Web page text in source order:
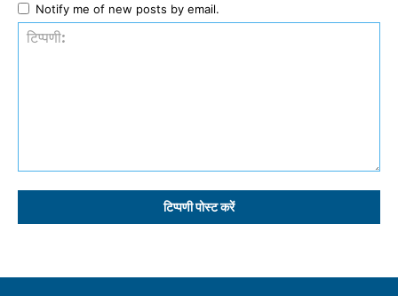
Notify me of new posts by email.